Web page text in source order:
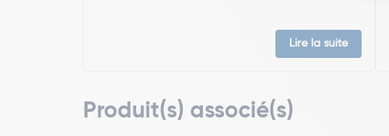
Lire la suite
Produit(s) associé(s)